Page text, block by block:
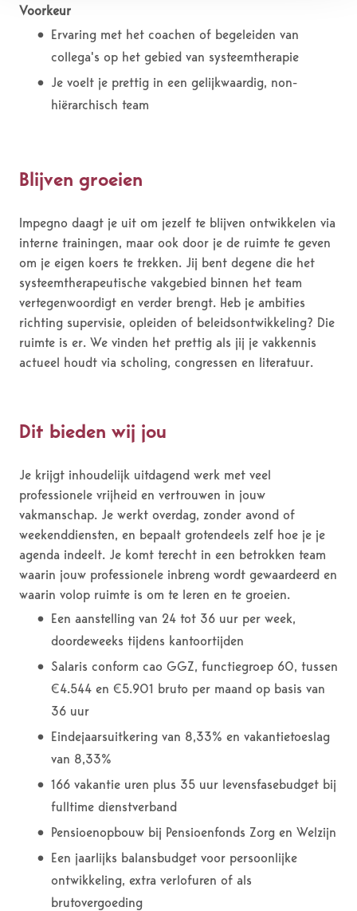
Voorkeur
Ervaring met het coachen of begeleiden van
collega's op het gebied van systeemtherapie
Je voelt je prettig in een gelijkwaardig, non-
hiërarchisch team
Blijven groeien
Impegno daagt je uit om jezelf te blijven ontwikkelen via
interne trainingen, maar ook door je de ruimte te geven
om je eigen koers te trekken. Jij bent degene die het
systeemtherapeutische vakgebied binnen het team
vertegenwoordigt en verder brengt. Heb je ambities
richting supervisie, opleiden of beleidsontwikkeling? Die
ruimte is er. We vinden het prettig als jij je vakkennis
actueel houdt via scholing, congressen en literatuur.
Dit bieden wij jou
Je krijgt inhoudelijk uitdagend werk met veel
professionele vrijheid en vertrouwen in jouw
vakmanschap. Je werkt overdag, zonder avond of
weekenddiensten, en bepaalt grotendeels zelf hoe je je
agenda indeelt. Je komt terecht in een betrokken team
waarin jouw professionele inbreng wordt gewaardeerd en
waarin volop ruimte is om te leren en te groeien.
Een aanstelling van 24 tot 36 uur per week,
doordeweeks tijdens kantoortijden
Salaris conform cao GGZ, functiegroep 60, tussen
€4.544 en €5.901 bruto per maand op basis van
36 uur
Eindejaarsuitkering van 8,33% en vakantietoeslag
van 8,33%
166 vakantie uren plus 35 uur levensfasebudget bij
fulltime dienstverband
Pensioenopbouw bij Pensioenfonds Zorg en Welzijn
Een jaarlijks balansbudget voor persoonlijke
ontwikkeling, extra verlofuren of als
brutovergoeding